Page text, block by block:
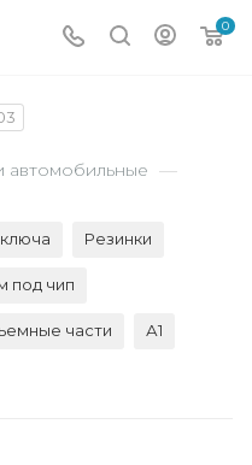
0
автомобильные —
Резинки
под чип
части А1